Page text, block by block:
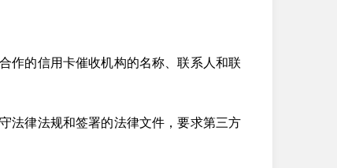
作的信用卡催收机构的名称、联系人和联
法律法规和签署的法律文件，要求第三方